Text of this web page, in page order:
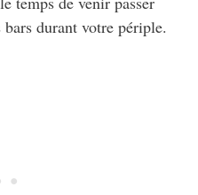
bars durant votre périple.